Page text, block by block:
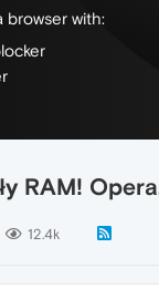
browser with:
RAM!
12.4k